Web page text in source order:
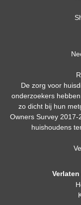
De zorg voor
onderzoekers
zo dicht bij hun
Owners Survey
huishoudens